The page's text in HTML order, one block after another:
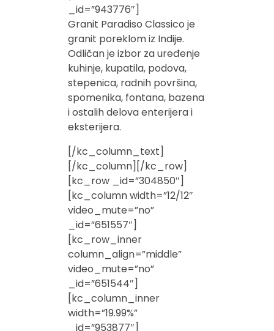
_id=”943776″]
Granit Paradiso Classico je
granit poreklom iz Indije.
Odličan je izbor za uređenje
kuhinje, kupatila, podova,
stepenica, radnih površina,
spomenika, fontana, bazena
i ostalih delova enterijera i
eksterijera.
[/kc_column_text]
[/kc_column][/kc_row]
[kc_row _id=”304850″]
[kc_column width=”12/12″
video_mute=”no”
_id=”651557″]
[kc_row_inner
column_align=”middle”
video_mute=”no”
_id=”651544″]
[kc_column_inner
width=”19.99%”
_id=”953877″]